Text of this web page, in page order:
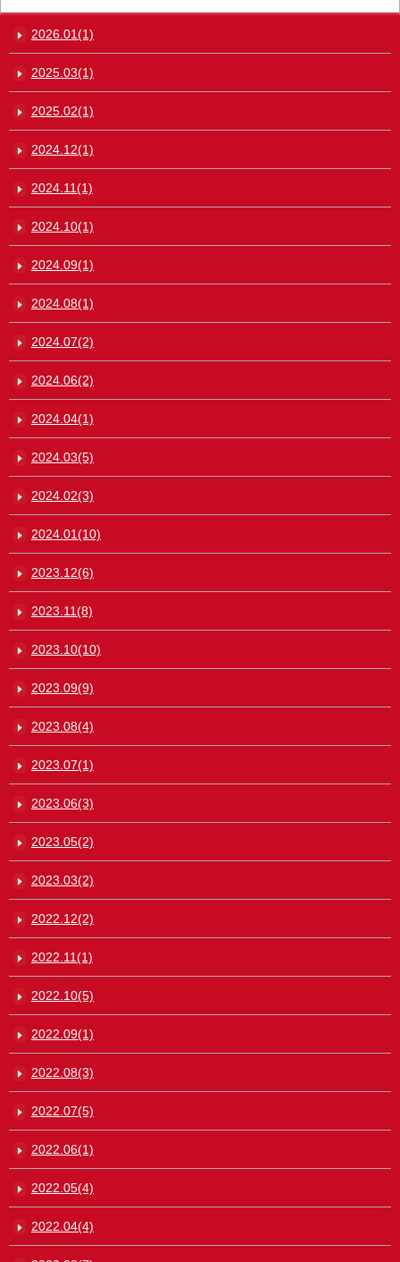
2026.01(1)
2025.03(1)
2025.02(1)
2024.12(1)
2024.11(1)
2024.10(1)
2024.09(1)
2024.08(1)
2024.07(2)
2024.06(2)
2024.04(1)
2024.03(5)
2024.02(3)
2024.01(10)
2023.12(6)
2023.11(8)
2023.10(10)
2023.09(9)
2023.08(4)
2023.07(1)
2023.06(3)
2023.05(2)
2023.03(2)
2022.12(2)
2022.11(1)
2022.10(5)
2022.09(1)
2022.08(3)
2022.07(5)
2022.06(1)
2022.05(4)
2022.04(4)